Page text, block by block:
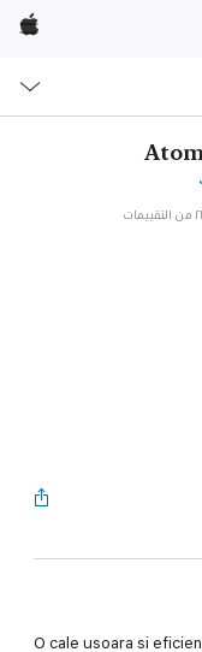
Apple
O cale usoara si